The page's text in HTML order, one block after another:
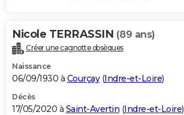
Nicole TERRASSIN (89 ans)
Créer une cagnotte obsèques
Naissance
06/09/1930 à Courçay(Indre-et-Loire)
Décès
17/05/2020 à Saint-Avertin (Indre-et-Loire)